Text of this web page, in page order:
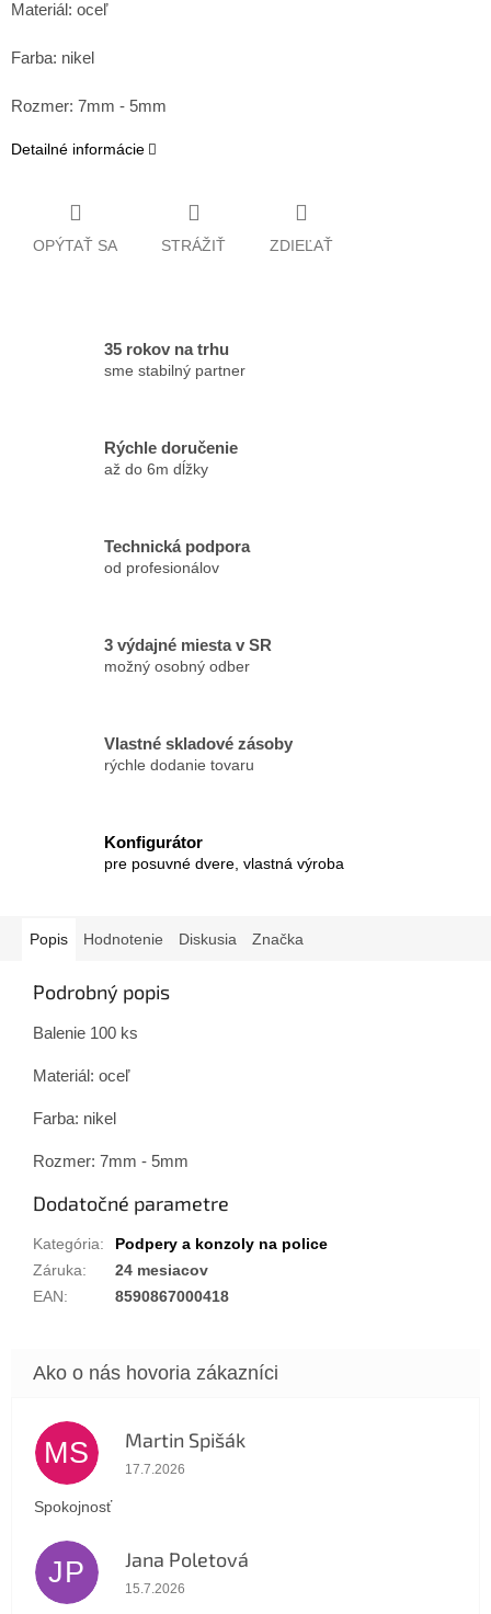
Materiál: oceľ
Farba: nikel
Rozmer: 7mm - 5mm
Detailné informácie
OPÝTAŤ SA STRÁŽIŤ ZDIEĽAŤ
35 rokov na trhu
sme stabilný partner
Rýchle doručenie
až do 6m dĺžky
Technická podpora
od profesionálov
3 výdajné miesta v SR
možný osobný odber
Vlastné skladové zásoby
rýchle dodanie tovaru
Konfigurátor
pre posuvné dvere, vlastná výroba
Popis Hodnotenie Diskusia Značka
Podrobný popis
Balenie 100 ks
Materiál: oceľ
Farba: nikel
Rozmer: 7mm - 5mm
Dodatočné parametre
Kategória:
Podpery a konzoly na police
Záruka:
24 mesiacov
EAN: 8590867000418
MS Martin Spišák
Hodnotenie obchodu je 5 z 5 hviezdičiek.
17.7.2026
Spokojnosť
JP Jana Poletová
Hodnotenie obchodu je 5 z 5 hviezdičiek.
15.7.2026